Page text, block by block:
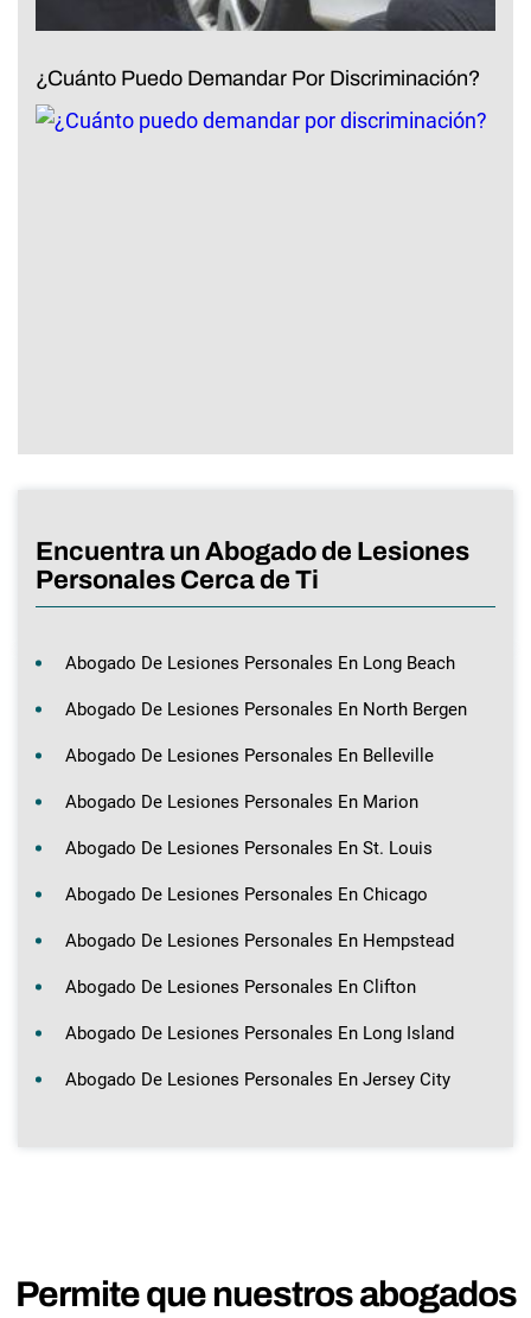
¿Cuánto Puedo Demandar Por Discriminación?
Encuentra un Abogado de Lesiones
Personales Cerca de Ti
Abogado De Lesiones Personales En Long Beach
Abogado De Lesiones Personales En North Bergen
Abogado De Lesiones Personales En Belleville
Abogado De Lesiones Personales En Marion
Abogado De Lesiones Personales En St. Louis
Abogado De Lesiones Personales En Chicago
Abogado De Lesiones Personales En Hempstead
Abogado De Lesiones Personales En Clifton
Abogado De Lesiones Personales En Long Island
Abogado De Lesiones Personales En Jersey City
Permite que nuestros abogados